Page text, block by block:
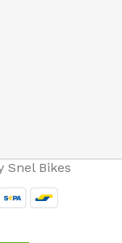
Snel Bikes